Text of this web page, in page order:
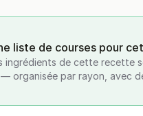
liste de courses pour
ingrédients de cette recette
organisée par rayon, avec